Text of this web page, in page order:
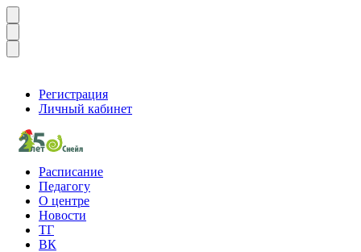
Регистрация
Личный кабинет
Расписание
Педагогу
О центре
Новости
ТГ
ВК